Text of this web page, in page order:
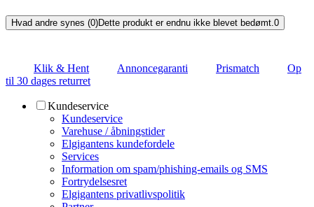
Hvad andre synes (0)Dette produkt er endnu ikke blevet bedømt.0
Klik & Hent Annoncegaranti Prismatch
Op
til 30 dages returret
Kundeservice
Kundeservice
Varehuse / åbningstider
Elgigantens kundefordele
Services
Information om spam/phishing-emails og SMS
Fortrydelsesret
Elgigantens privatlivspolitik